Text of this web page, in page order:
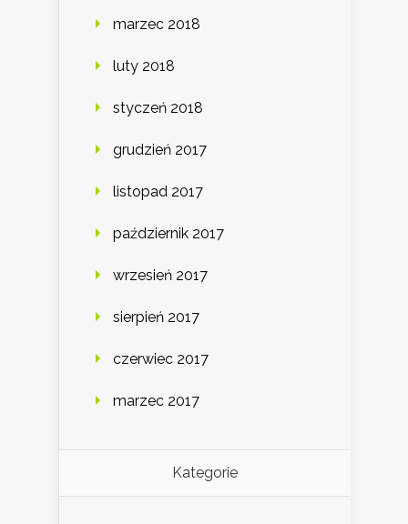
marzec 2018
luty 2018
styczeń 2018
grudzień 2017
listopad 2017
październik 2017
wrzesień 2017
sierpień 2017
czerwiec 2017
marzec 2017
Kategorie